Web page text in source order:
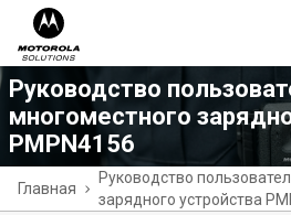
Руководство
многоместного
PMPN4156
Главная
Руководство
зарядного устройства